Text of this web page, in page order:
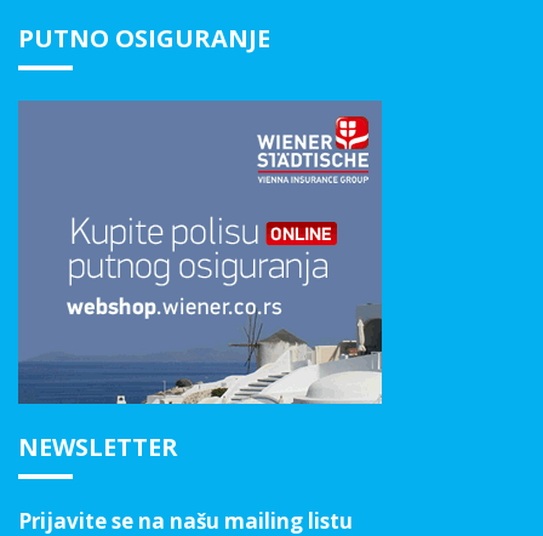
PUTNO OSIGURANJE
NEWSLETTER
Prijavite se na našu mailing listu